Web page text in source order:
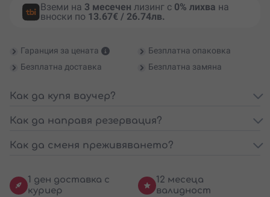
Вземи на 3 месечен лизинг с 0% лихва на
вноски по 13.67€ / 26.74лв.
Гаранция за цената
Безплатна опаковка
Безплатна доставка
Безплатна замяна
Как да купя ваучер?
Как да направя резервация?
Как да сменя преживяването?
1 ден доставка с
куриер
12 месеца
валидност